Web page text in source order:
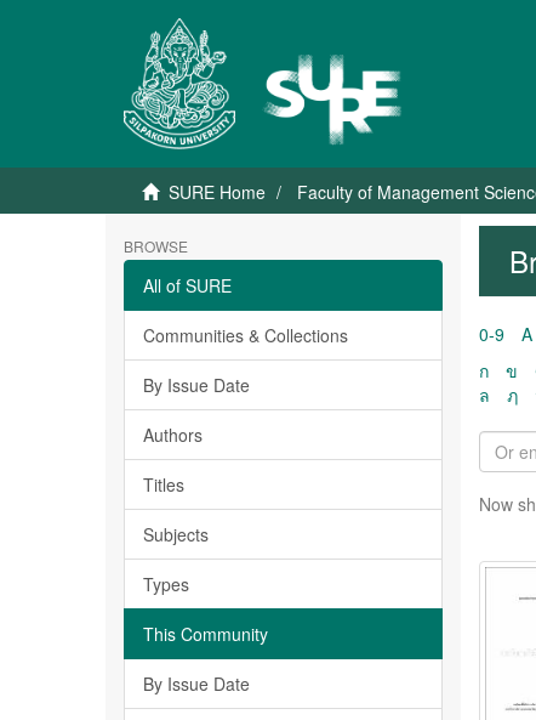
SURE Home Faculty of Management
BROWSE
All of SURE
Communities & Collections
By Issue Date
Authors
Titles
Subjects
Types
This Community
By Issue Date
0-9 A
ก
ข
ล
ฦ
Now